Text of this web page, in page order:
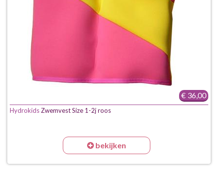
€ 36,00
Hydrokids Zwemvest Size 1-2j roos
bekijken